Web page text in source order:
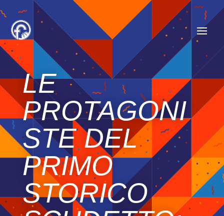
LE
PROTAGONI
STE DEL
PRIMO
STORICO